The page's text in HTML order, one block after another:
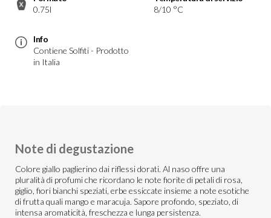
0.75l
8/10 °C
Info
Contiene Solfiti - Prodotto
in Italia
Note di degustazione
Colore giallo paglierino dai riflessi dorati. Al naso offre una
pluralità di profumi che ricordano le note fiorite di petali di rosa,
giglio, fiori bianchi speziati, erbe essiccate insieme a note esotiche
di frutta quali mango e maracuja. Sapore profondo, speziato, di
intensa aromaticità, freschezza e lunga persistenza.